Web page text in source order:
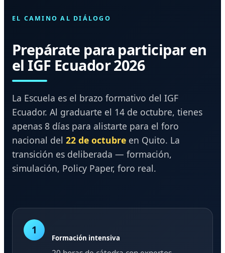
EL CAMINO AL DIÁLOGO
Prepárate para participar en
el IGF Ecuador 2026
La Escuela es el brazo formativo del IGF
Ecuador. Al graduarte el 14 de octubre, tienes
apenas 8 días para alistarte para el foro
nacional del 22 de octubre en Quito. La
transición es deliberada — formación,
simulación, Policy Paper, foro real.
1
Formación intensiva